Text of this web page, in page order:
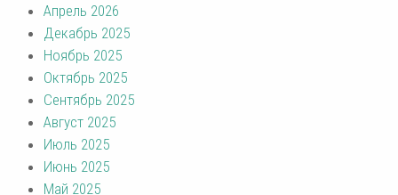
Апрель 2026
Декабрь 2025
Ноябрь 2025
Октябрь 2025
Сентябрь 2025
Август 2025
Июль 2025
Июнь 2025
Май 2025